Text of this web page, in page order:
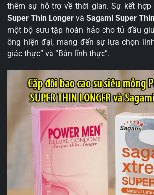
thêm sự hỗ trợ về thời gian. Sự kết hợp
Super Thin Longer và Sagami Super
một bộ sưu tập hoàn hảo cho tủ đầu
ông hiện đại, mang đến sự lựa chọn
giác thực” và “Bản lĩnh thực”.